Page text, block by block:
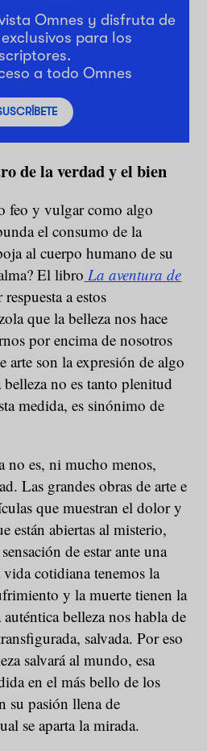
Omnes y disfruta de
para los
a todo Omnes
de la verdad y el bien
feo y vulgar como algo
el consumo de la
al cuerpo humano de su
El libro La aventura de
a estos
que la belleza nos hace
por encima de nosotros
arte son la expresión de algo
no es tanto plenitud
medida, es sinónimo de
no es, ni mucho menos,
Las grandes obras de arte e
que muestran el dolor y
están abiertas al misterio,
de estar ante una
cotidiana tenemos la
y la muerte tienen la
belleza nos habla de
salvada. Por eso
salvará al mundo, esa
en el más bello de los
su pasión llena de
se aparta la mirada.